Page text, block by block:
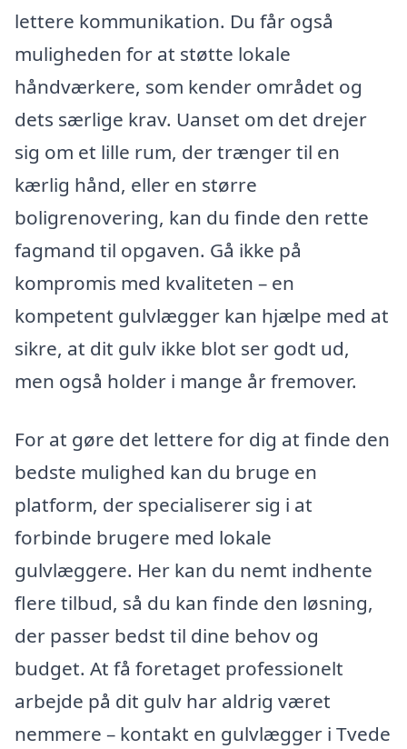
lettere kommunikation. Du får også
muligheden for at støtte lokale
håndværkere, som kender området og
dets særlige krav. Uanset om det drejer
sig om et lille rum, der trænger til en
kærlig hånd, eller en større
boligrenovering, kan du finde den rette
fagmand til opgaven. Gå ikke på
kompromis med kvaliteten – en
kompetent gulvlægger kan hjælpe med at
sikre, at dit gulv ikke blot ser godt ud,
men også holder i mange år fremover.
For at gøre det lettere for dig at finde den
bedste mulighed kan du bruge en
platform, der specialiserer sig i at
forbinde brugere med lokale
gulvlæggere. Her kan du nemt indhente
flere tilbud, så du kan finde den løsning,
der passer bedst til dine behov og
budget. At få foretaget professionelt
arbejde på dit gulv har aldrig været
nemmere – kontakt en gulvlægger i Tvede